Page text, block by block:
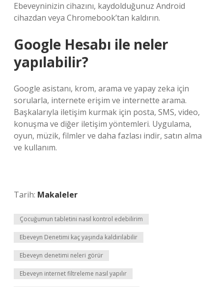
Ebeveyninizin cihazını, kaydolduğunuz Android
cihazdan veya Chromebook’tan kaldırın.
Google Hesabı ile neler
yapılabilir?
Google asistanı, krom, arama ve yapay zeka için
sorularla, internete erişim ve internette arama.
Başkalarıyla iletişim kurmak için posta, SMS, video,
konuşma ve diğer iletişim yöntemleri. Uygulama,
oyun, müzik, filmler ve daha fazlası indir, satın alma
ve kullanım.
Tarih: Makaleler
Çocuğumun tabletini nasıl kontrol edebilirim
Ebeveyn Denetimi kaç yaşında kaldırılabilir
Ebeveyn denetimi neleri görür
Ebeveyn internet filtreleme nasıl yapılır